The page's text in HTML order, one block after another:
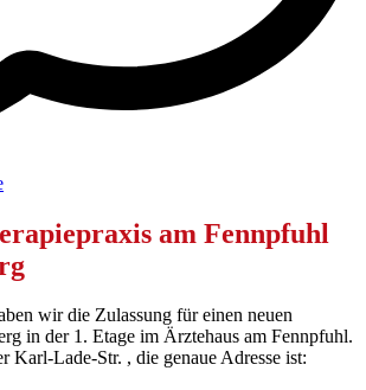
am Fennpfuhl
wir die Zulassung für einen neuen
in der 1. Etage im Ärztehaus am Fennpfuhl.
Karl-Lade-Str. , die genaue Adresse ist: